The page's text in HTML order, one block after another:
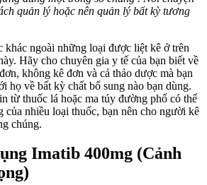
quản lý hoặc nên quản lý bất kỳ tương
khác ngoài những loại được liệt kê ở trên
Hãy cho chuyên gia y tế của bạn biết về
không kê đơn và cả thảo dược mà bạn
họ về bất kỳ chất bổ sung nào bạn dùng.
từ thuốc lá hoặc ma túy đường phố có thể
của nhiều loại thuốc, bạn nên cho người kê
chúng.
Imatib 400mg (Cảnh